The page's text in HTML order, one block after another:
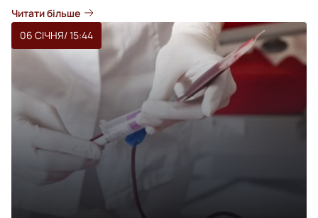
Читати більше
06 СІЧНЯ/ 15:44